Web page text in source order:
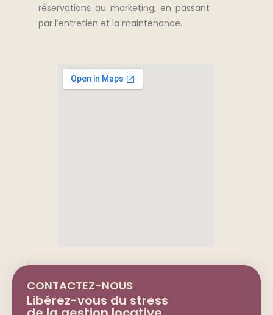
réservations au marketing, en passant
par l’entretien et la maintenance.
CONTACTEZ-NOUS
Libérez-vous du stress